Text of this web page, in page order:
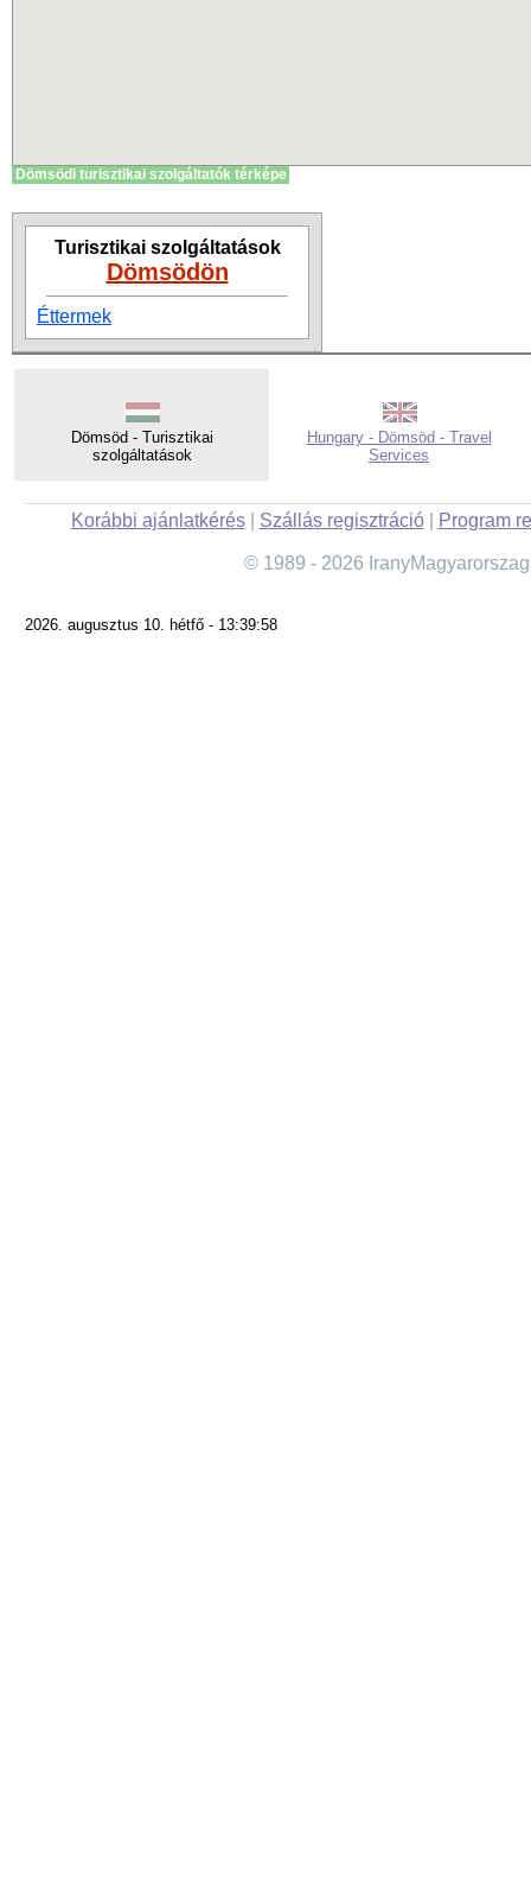
Dömsödi turisztikai szolgáltatók térképe
Turisztikai szolgáltatások
Dömsödön
Éttermek
Dömsöd - Turisztikai
szolgáltatások
Hungary - Dömsöd - Travel
Services
Korábbi ajánlatkérés| Szállás regisztráció| Program
© 1989 - 2026
2026. augusztus 10. hétfő - 13:39:58